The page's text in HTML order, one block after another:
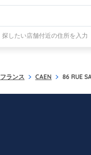
探したい店舗付近の住所を入力
フランス CAEN 86 RUE